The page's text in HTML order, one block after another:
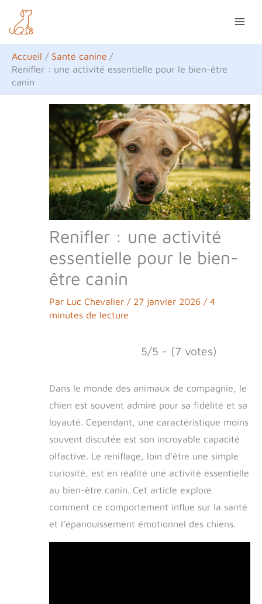
contenu
Accueil
Santé canine
Renifler : une activité essentielle pour le bien-être
canin
Renifler : une activité
essentielle pour le bien-
être canin
Par Luc Chevalier / 27 janvier 2026 / 4
minutes de lecture
5/5 - (7 votes)
Dans le monde des animaux de compagnie, le
chien est souvent admiré pour sa fidélité et sa
loyauté. Cependant, une caractéristique moins
souvent discutée est son incroyable capacité
olfactive. Le reniflage, loin d’être une simple
curiosité, est en réalité une activité essentielle
au bien-être canin. Cet article explore
comment ce comportement influe sur la santé
et l’épanouissement émotionnel des chiens.
e
c
h
e